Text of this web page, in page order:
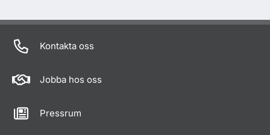
Kontakta oss
Jobba hos oss
Pressrum